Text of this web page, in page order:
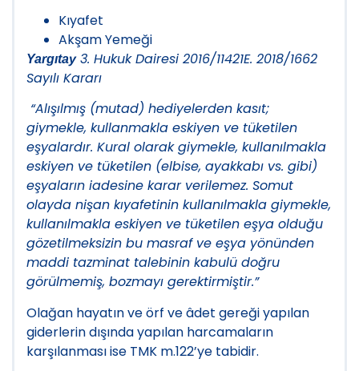
Kıyafet
Akşam Yemeği
Yargıtay3. Hukuk Dairesi 2016/11421E. 2018/1662
Sayılı Kararı
“Alışılmış (mutad) hediyelerden kasıt;
giymekle, kullanmakla eskiyen ve tüketilen
eşyalardır. Kural olarak giymekle, kullanılmakla
eskiyen ve tüketilen (elbise, ayakkabı vs. gibi)
eşyaların iadesine karar verilemez. Somut
olayda nişan kıyafetinin kullanılmakla giymekle,
kullanılmakla eskiyen ve tüketilen eşya olduğu
gözetilmeksizin bu masraf ve eşya yönünden
maddi tazminat talebinin kabulü doğru
görülmemiş, bozmayı gerektirmiştir.”
Olağan hayatın ve örf ve âdet gereği yapılan
giderlerin dışında yapılan harcamaların
karşılanması ise TMK m.122’ye tabidir.